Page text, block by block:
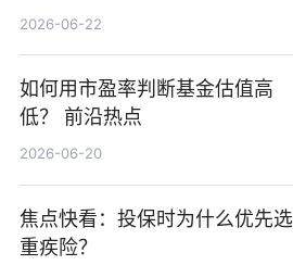
中国增厚利润加速成长 信息
2026-06-22
如何用市盈率判断基金估值高
低？ 前沿热点
2026-06-20
焦点快看：投保时为什么优先选
重疾险？